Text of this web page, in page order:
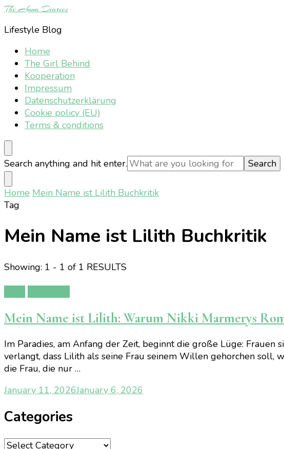
The Anna Diaries
Lifestyle Blog
Home
The Girl Behind
Kooperation
Impressum
Datenschutzerklärung
Cookie policy (EU)
Terms & conditions
Looking
for
Something?
Search anything and hit enter.
Home Mein Name ist Lilith Buchkritik
Tag
Mein Name ist Lilith Buchkritik
Showing: 1 - 1 of 1 RESULTS
Mein Name ist Lilith: Warum Nikki Marmerys
Im Paradies, am Anfang der Zeit, beginnt die große Lüge:
verlangt, dass Lilith als seine Frau seinem Willen gehorchen soll,
die Frau, die nur …
January 11, 2026January 6, 2026
Categories
Categories